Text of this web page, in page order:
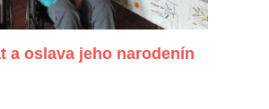
a oslava jeho narodenín